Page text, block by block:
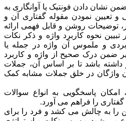
نشان دادن فونتیک یا آوانگاری به
و تعیین نمودن مقوله گفتاری آن و
توضیحات روشن و قابل فهمی ارائه
نحوه کاربرد واژه و ذکر نکات
و ملموس آن واژه در جمله یا
ضمن درک صحیح از واژه و کاربرد
داشته باشد تا بر اساس آن، جملات
آن واژگان در خلق جملات مشابه کمک
پاسخگویی به انواع سوالات
را فراهم می آورد.
را به چالش می کشد و فرد را برای